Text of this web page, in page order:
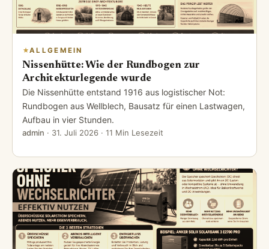
ALLGEMEIN
Nissenhütte: Wie der Rundbogen zur
Architekturlegende wurde
Die Nissenhütte entstand 1916 aus logistischer Not:
Rundbogen aus Wellblech, Bausatz für einen Lastwagen,
Aufbau in vier Stunden.
admin · 31. Juli 2026 · 11 Min Lesezeit